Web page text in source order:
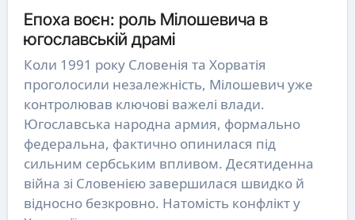
Епоха воєн: роль Мілошевича в
югославській драмі
Коли 1991 року Словенія та Хорватія
проголосили незалежність, Мілошевич уже
контролював ключові важелі влади.
Югославська народна армия, формально
федеральна, фактично опинилася під
сильним сербським впливом. Десятиденна
війна зі Словенією завершилася швидко й
відносно безкровно. Натомість конфлікт у